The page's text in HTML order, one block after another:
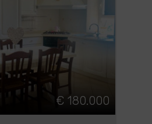
€ 180.000